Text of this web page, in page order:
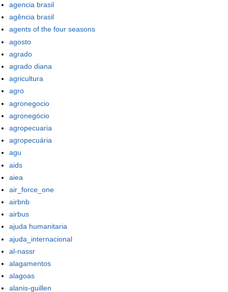
agencia brasil
agência brasil
agents of the four seasons
agosto
agrado
agrado diana
agricultura
agro
agronegocio
agronegócio
agropecuaria
agropecuária
agu
aids
aiea
air_force_one
airbnb
airbus
ajuda humanitaria
ajuda_internacional
al-nassr
alagamentos
alagoas
alanis-guillen